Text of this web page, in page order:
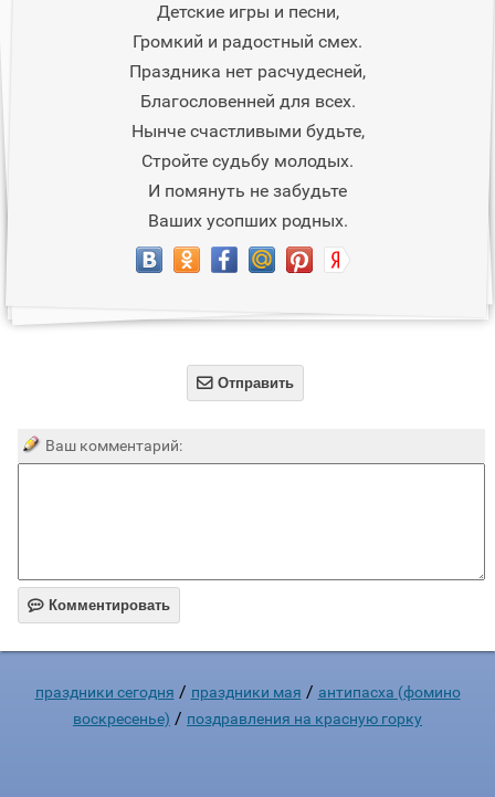
Детские игры и песни,
Громкий и радостный смех.
Праздника нет расчудесней,
Благословенней для всех.
Нынче счастливыми будьте,
Стройте судьбу молодых.
И помянуть не забудьте
Ваших усопших родных.
 Отправить
Ваш комментарий:
 Комментировать
праздники сегодня / праздники мая / антипасха (фомино
воскресенье) / поздравления на красную горку